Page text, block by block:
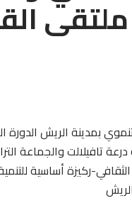
بمدينة الريش الدورة
تافيلالت والجماعة
الثقافي-ركيزة أساسية